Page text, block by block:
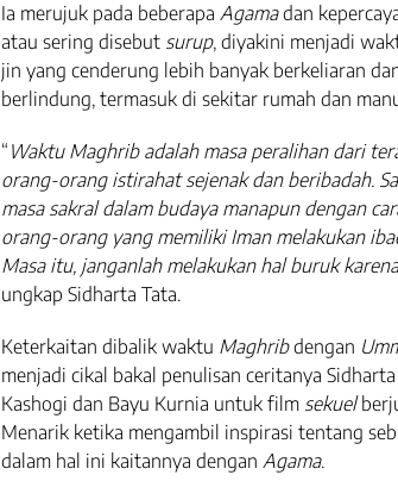
Ia merujuk pada beberapa Agamadan
atau sering disebut surup, diyakini menjadi
jin yang cenderung lebih banyak berkeliaran
berlindung, termasuk di sekitar rumah dan
“ Waktu Maghribadalah masa peralihan dari
orang-orang istirahat sejenak dan beribadah.
masa sakral dalam budaya manapun dengan
orang-orang yang memiliki Iman melakukan
Masa itu, janganlah melakukan hal buruk
ungkap Sidharta Tata.
Keterkaitan dibalik waktu Maghribdengan
menjadi cikal bakal penulisan ceritanya
Kashogi dan Bayu Kurnia untuk film sekuel
Menarik ketika mengambil inspirasi tentang
dalam hal ini kaitannya dengan Agama.